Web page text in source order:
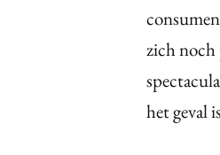
zich
het geval